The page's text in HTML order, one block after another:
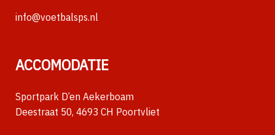
info@voetbalsps.nl
ACCOMODATIE
Sportpark D’en Aekerboam
Deestraat 50, 4693 CH Poortvliet